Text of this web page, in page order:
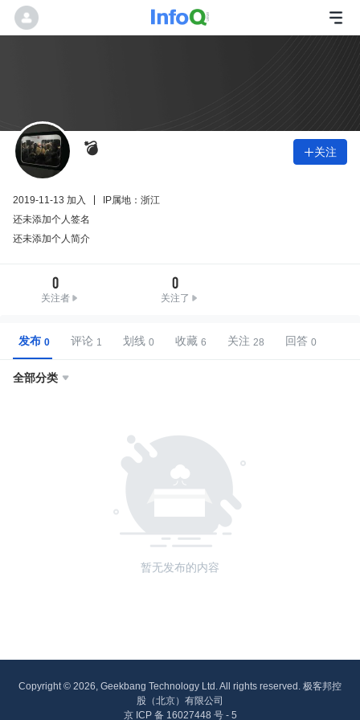
💣 关注
2019-11-13 加入
IP属地：浙江
还未添加个人签名
还未添加个人简介
0
关注者
0
关注了
发布 评论 划线 收藏 关注 回答
全部分类 
暂无发布的内容
Copyright © 2026, Geekbang Technology Ltd. All rights reserved. 极客邦控
股（北京）有限公司
京 ICP 备 16027448 号 - 5